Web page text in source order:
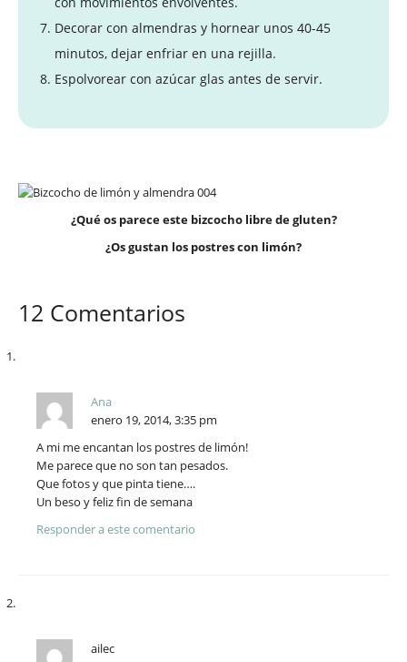
Decorar con almendras y hornear unos 40-45
minutos, dejar enfriar en una rejilla.
Espolvorear con azúcar glas antes de servir.
¿Qué os parece este bizcocho libre de gluten?
¿Os gustan los postres con limón?
12 Comentarios
Ana
enero 19, 2014, 3:35 pm
A mi me encantan los postres de limón!
Me parece que no son tan pesados.
Que fotos y que pinta tiene….
Un beso y feliz fin de semana
Responder a este comentario
ailec